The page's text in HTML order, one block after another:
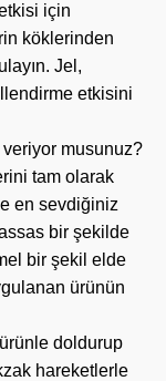
için
köklerinden
Jel,
etkisini
veriyor musunuz?
tam olarak
en sevdiğiniz
bir şekilde
bir şekil elde
ürünün
doldurup
hareketlerle